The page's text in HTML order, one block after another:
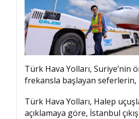
Türk Hava Yolları, Suriye’nin
frekansla başlayan seferlerin,
Türk Hava Yolları, Halep
açıklamaya göre, İstanbul